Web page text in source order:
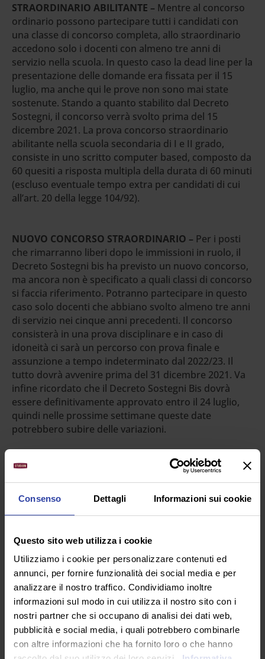
Consenso Dettagli Informazioni sui cookie
Questo sito web utilizza i cookie
Utilizziamo i cookie per personalizzare contenuti ed
annunci, per fornire funzionalità dei social media e per
analizzare il nostro traffico. Condividiamo inoltre
informazioni sul modo in cui utilizza il nostro sito con i
nostri partner che si occupano di analisi dei dati web,
pubblicità e social media, i quali potrebbero combinarle
con altre informazioni che ha fornito loro o che hanno
STRAORDINARIO ABILITANTE – Mentre al concorso
ordinario possono partecipare tutti i candidati con
una classe di concorso completa, allo straordinario
accedono solo i docenti con almeno tre anni di
servizio nella scuola. In questo caso la dead line per la
presentazione delle domande era fissata per il 15
luglio, ma anche qui le prove non sono mai state
sostenute. Stando a quanto stabilito dal Decreto
Sostegni, il concorso verrà svolto prima del 15
dicembre 2021. La prova concorso straordinario
abilitante nella scuola secondaria di I e II grado,
consiste in uno scritto computer based, composto da
60 quesiti a risposta multipla della durata di 60 minuti
(escluso eventuale tempo extra per candidati di cui
all’art. 20 della legge 104/92).
NUOVO CONCORSO STRAORDINARIO – Per i posti
che rimarranno liberi dopo le immissioni in ruolo, il
Decreto Sostegni bis ha previsto un nuovo concorso,
ma ancora non è specificato a quali classi di concorso
si faccia riferimento. Potranno partecipare in questo
caso solo docenti che abbiano svolto almeno tre anni
di servizio nei cinque anni precedenti. Il concorso
consisterà in una prova disciplinare e in caso di
idoneità ci sarà un percorso con prova finale e
assunzione a tempo indeterminato dal 2022/23. Il
tutto dovrà avvenire prima del 31 dicembre 2021. Va
infine ricordato che il Decreto Sostegni Bis dovrà
essere definitivamente approvato entro il 24 luglio,
quindi nelle prossime settimane queste date
potrebbero subire delle variazioni.
– A breve ci sarà anche il concorso del VI ciclo
TFA, riservato agli aspiranti insegnanti di sostegno. 22
mila posti disponibili per tutte le scuole di ogni ordine
e grado, con le date delle prove preselettive fissate
dell’infanzia;
23 settembre 2021 (mattina) prove scuola primaria;
24 settembre 2021 (mattina) prove scuola
secondaria I grado;
30 settembre 2021 (mattina) prove scuola
secondaria II grado.